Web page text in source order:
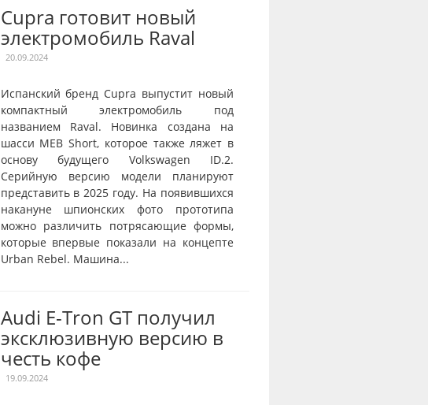
Cupra готовит новый
электромобиль Raval
20.09.2024
Испанский бренд Cupra выпустит новый
компактный электромобиль под
названием Raval. Новинка создана на
шасси MEB Short, которое также ляжет в
основу будущего Volkswagen ID.2.
Серийную версию модели планируют
представить в 2025 году. На появившихся
накануне шпионских фото прототипа
можно различить потрясающие формы,
которые впервые показали на концепте
Urban Rebel. Машина...
Audi E-Tron GT получил
эксклюзивную версию в
честь кофе
19.09.2024